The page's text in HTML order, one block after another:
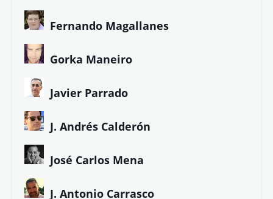
Fernando Magallanes
Gorka Maneiro
Javier Parrado
J. Andrés Calderón
José Carlos Mena
J. Antonio Carrasco